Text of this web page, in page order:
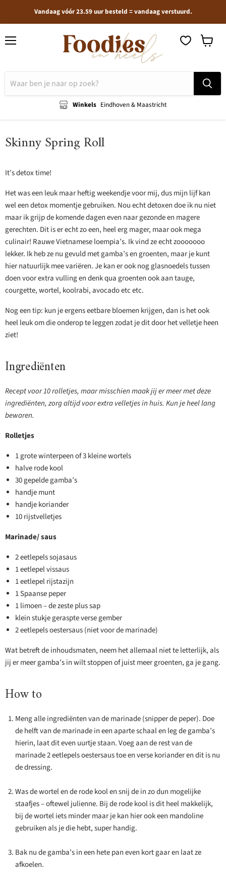
Vandaag vóór 23.59 uur besteld = vandaag verstuurd.
Winkels Eindhoven & Maastricht
Skinny Spring Roll
It’s detox time!
Het was een leuk maar heftig weekendje voor mij, dus mijn lijf kan
wel een detox momentje gebruiken. Nou echt detoxen doe ik nu niet
maar ik grijp de komende dagen even naar gezonde en magere
gerechten. Dit is er echt zo een, heel erg mager, maar ook mega
culinair! Rauwe Vietnamese loempia’s. Ik vind ze echt zooooooo
lekker. Ik heb ze nu gevuld met gamba’s en groenten, maar je kunt
hier natuurlijk mee variëren. Je kan er ook nog glasnoedels tussen
doen voor extra vulling en denk qua groenten ook aan tauge,
courgette, wortel, koolrabi, avocado etc etc.
Nog een tip: kun je ergens eetbare bloemen krijgen, dan is het ook
heel leuk om die onderop te leggen zodat je dit door het velletje heen
ziet!
Ingrediënten
Recept voor 10 rolletjes, maar misschien maak jij er meer met deze
ingrediënten, zorg altijd voor extra velletjes in huis. Kun je heel lang
bewaren.
Rolletjes
1 grote winterpeen of 3 kleine wortels
halve rode kool
30 gepelde gamba’s
handje munt
handje koriander
10 rijstvelletjes
Marinade/ saus
2 eetlepels sojasaus
1 eetlepel vissaus
1 eetlepel rijstazijn
1 Spaanse peper
1 limoen – de zeste plus sap
klein stukje geraspte verse gember
2 eetlepels oestersaus (niet voor de marinade)
Wat betreft de inhoudsmaten, neem het allemaal niet te letterlijk, als
jij er meer gamba’s in wilt stoppen of juist meer groenten, ga je gang.
How to
Meng alle ingrediënten van de marinade (snipper de peper). Doe
de helft van de marinade in een aparte schaal en leg de gamba’s
hierin, laat dit even uurtje staan. Voeg aan de rest van de
marinade 2 eetlepels oestersaus toe en verse koriander en dit is nu
de dressing.
Was de wortel en de rode kool en snij de in zo dun mogelijke
staafjes – oftewel julienne. Bij de rode kool is dit heel makkelijk,
bij de wortel iets minder maar je kan hier ook een mandoline
gebruiken als je die hebt, super handig.
Bak nu de gamba’s in een hete pan even kort gaar en laat ze
afkoelen.